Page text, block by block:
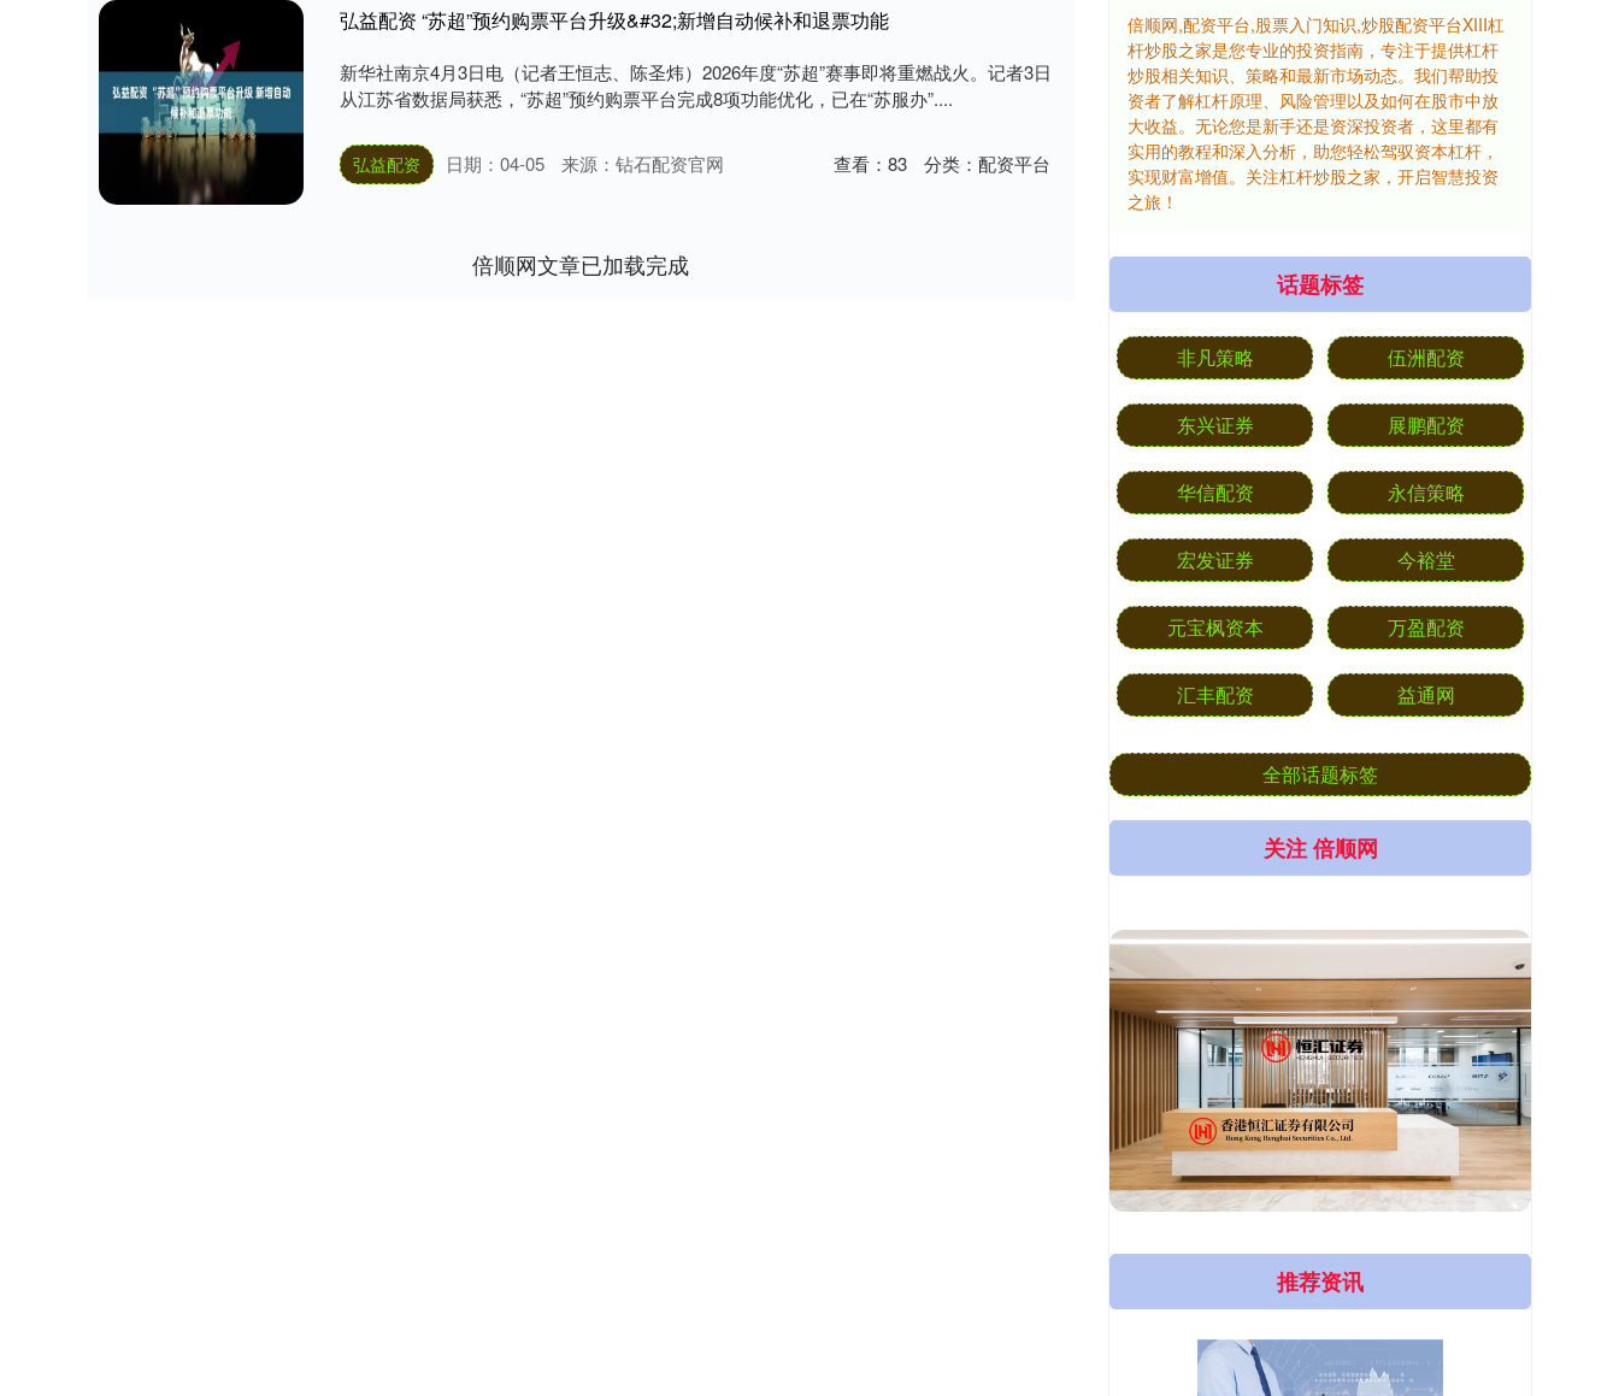
弘益配资 “苏超”预约购票平台升级&#32;新增自动候补和退票功能
新华社南京4月3日电（记者王恒志、陈圣炜）2026年度“苏超”赛事即将重燃战火。记者3日
从江苏省数据局获悉，“苏超”预约购票平台完成8项功能优化，已在“苏服办”....
弘益配资 日期：04-05 来源：钻石配资官网 查看： 83 分类： 配资平台
倍顺网文章已加载完成
倍顺网,配资平台,股票入门知识,炒股配资平台XIII‌杠
杆炒股之家是您专业的投资指南，专注于提供杠杆
炒股相关知识、策略和最新市场动态。我们帮助投
资者了解杠杆原理、风险管理以及如何在股市中放
大收益。无论您是新手还是资深投资者，这里都有
实用的教程和深入分析，助您轻松驾驭资本杠杆，
实现财富增值。关注杠杆炒股之家，开启智慧投资
之旅！
话题标签
非凡策略 伍洲配资
东兴证券 展鹏配资
华信配资 永信策略
宏发证券 今裕堂
元宝枫资本 万盈配资
汇丰配资 益通网
全部话题标签
关注 倍顺网
推荐资讯